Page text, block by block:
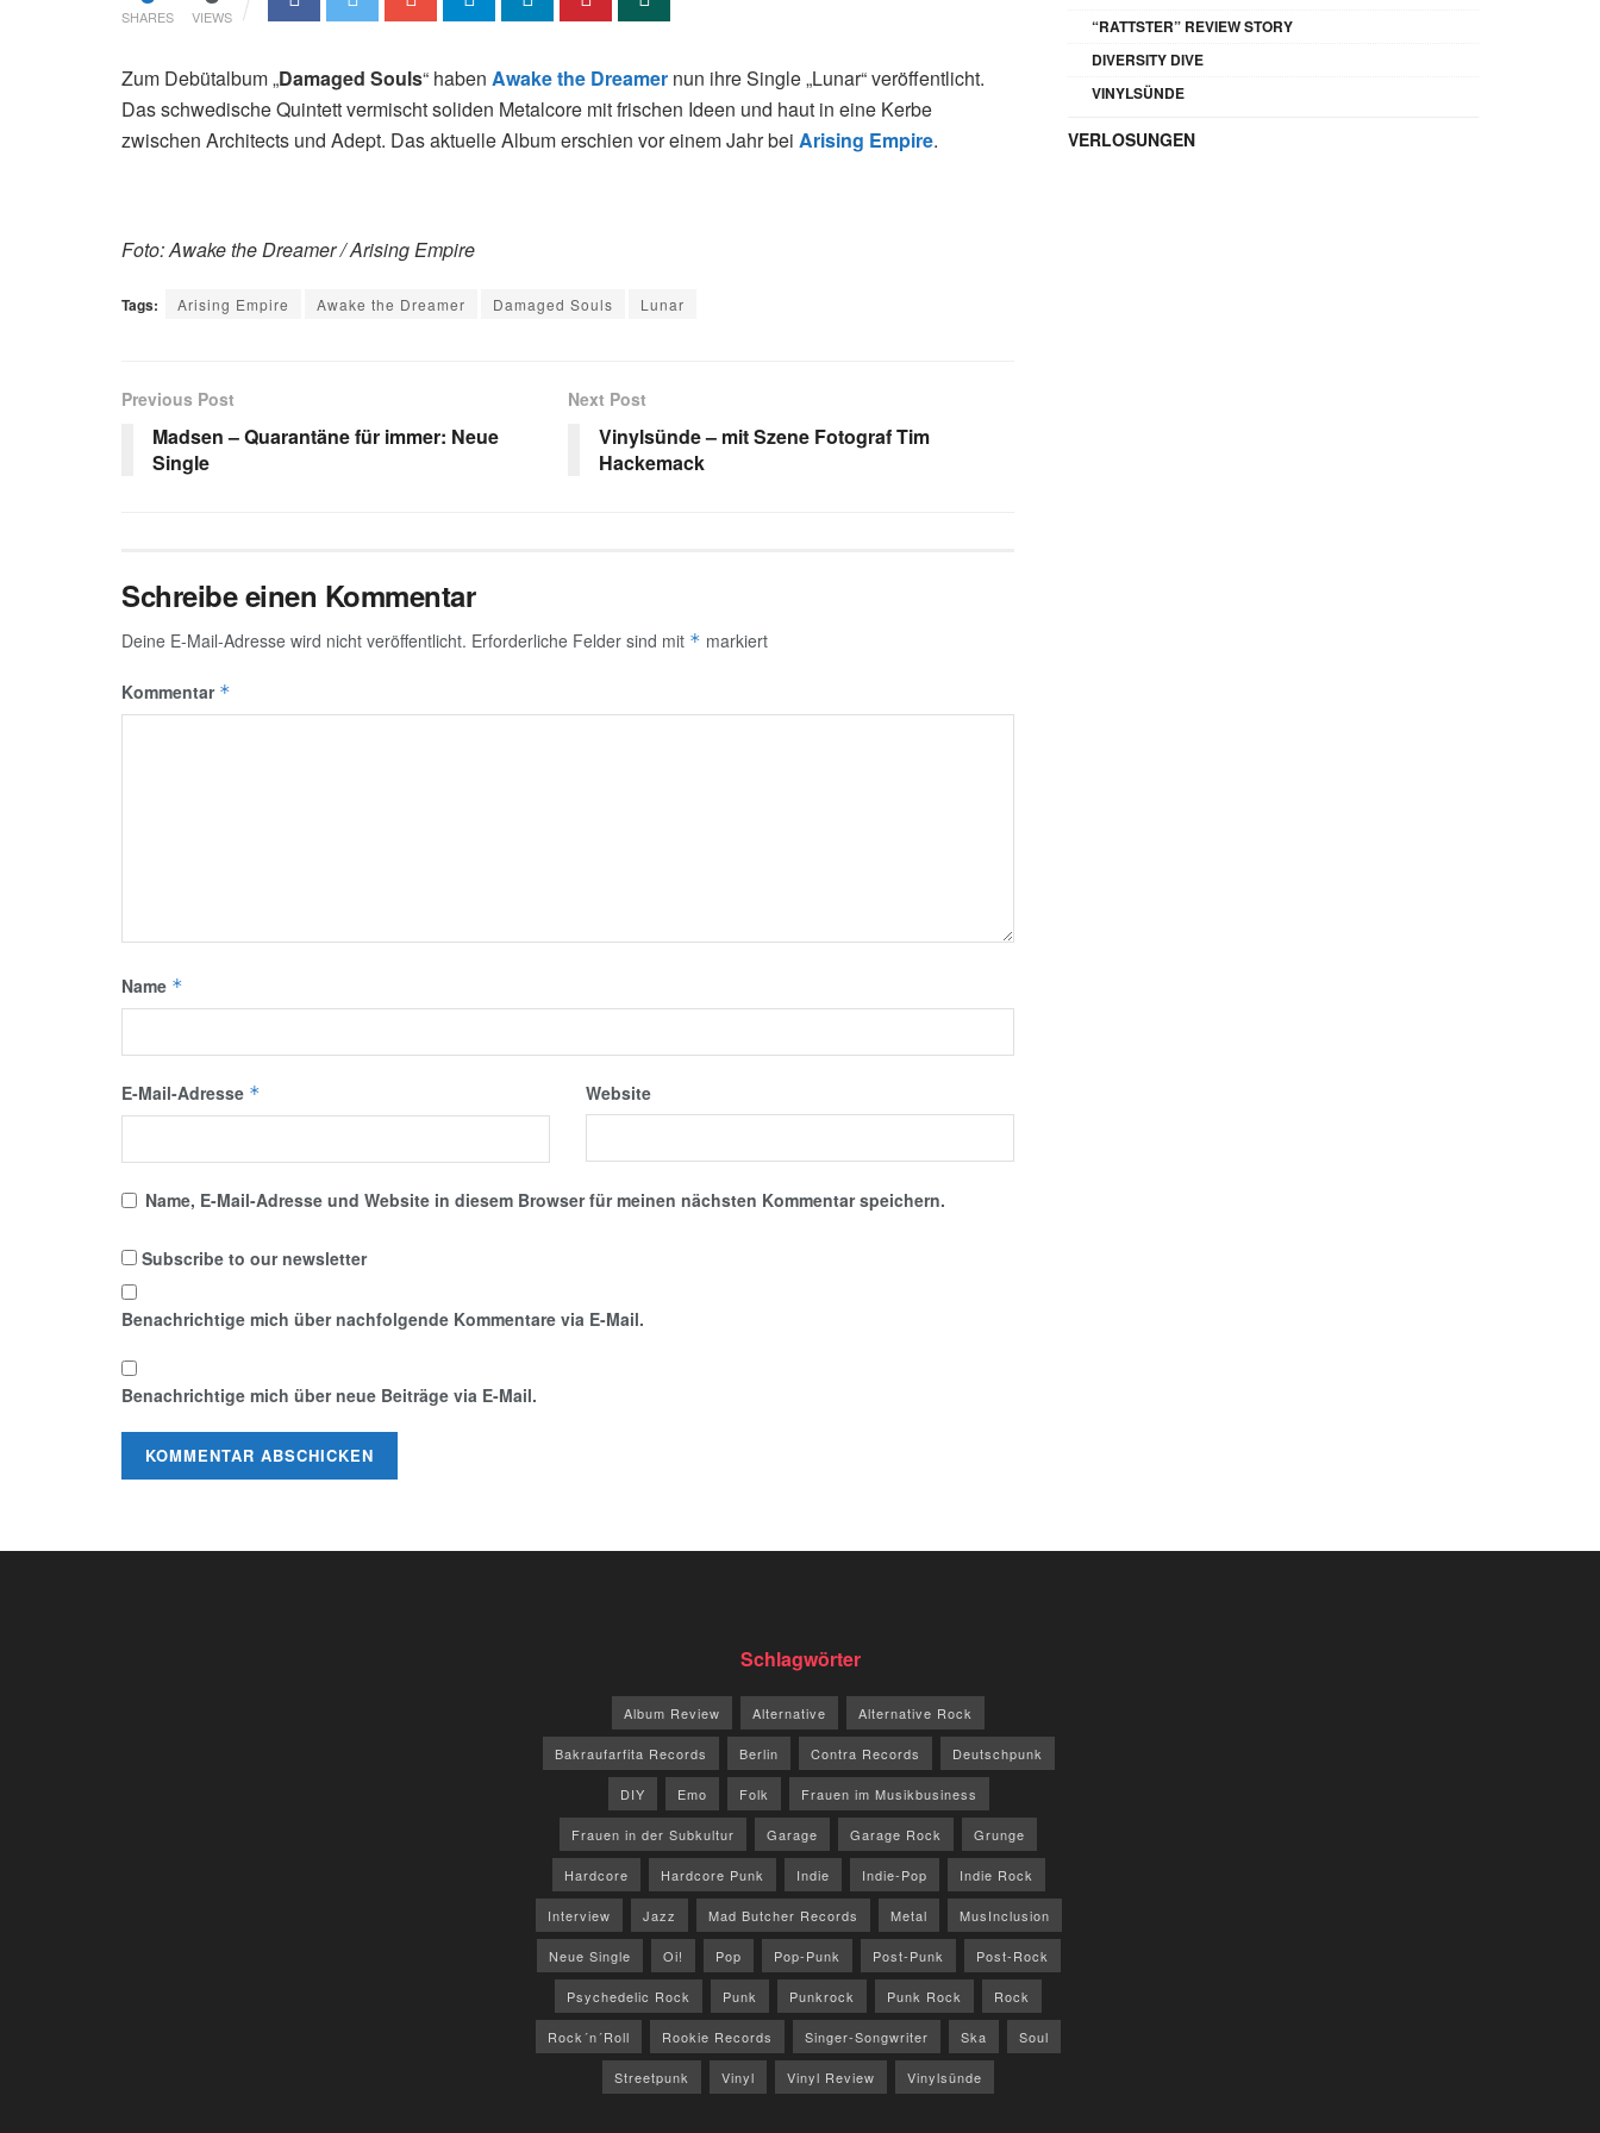
SHARES VIEWS
Zum Debütalbum „Damaged Souls“ haben Awake the Dreamer nun ihre Single „Lunar“ veröffentlicht.
Das schwedische Quintett vermischt soliden Metalcore mit frischen Ideen und haut in eine Kerbe
zwischen Architects und Adept. Das aktuelle Album erschien vor einem Jahr bei Arising Empire.
Foto: Awake the Dreamer / Arising Empire
Tags: Arising Empire Awake the Dreamer Damaged Souls Lunar
Previous Post
Madsen – Quarantäne für immer: Neue
Single
Next Post
Vinylsünde – mit Szene Fotograf Tim
Hackemack
Schreibe einen Kommentar
Deine E-Mail-Adresse wird nicht veröffentlicht. Erforderliche Felder sind mit * markiert
Kommentar *
Name *
E-Mail-Adresse * Website
Name, E-Mail-Adresse und Website in diesem Browser für meinen nächsten Kommentar speichern.
Subscribe to our newsletter
Benachrichtige mich über nachfolgende Kommentare via E-Mail.
Benachrichtige mich über neue Beiträge via E-Mail.
“RATTSTER” REVIEW STORY
DIVERSITY DIVE
VINYLSÜNDE
VERLOSUNGEN
Schlagwörter
Album Review Alternative Alternative Rock
Bakraufarfita Records Berlin Contra Records Deutschpunk
DIY Emo Folk Frauen im Musikbusiness
Frauen in der Subkultur Garage Garage Rock Grunge
Hardcore Hardcore Punk Indie Indie-Pop Indie Rock
Interview Jazz Mad Butcher Records Metal MusInclusion
Neue Single Oi! Pop Pop-Punk Post-Punk Post-Rock
Psychedelic Rock Punk Punkrock Punk Rock Rock
Rock´n´Roll Rookie Records Singer-Songwriter Ska Soul
Streetpunk Vinyl Vinyl Review Vinylsünde